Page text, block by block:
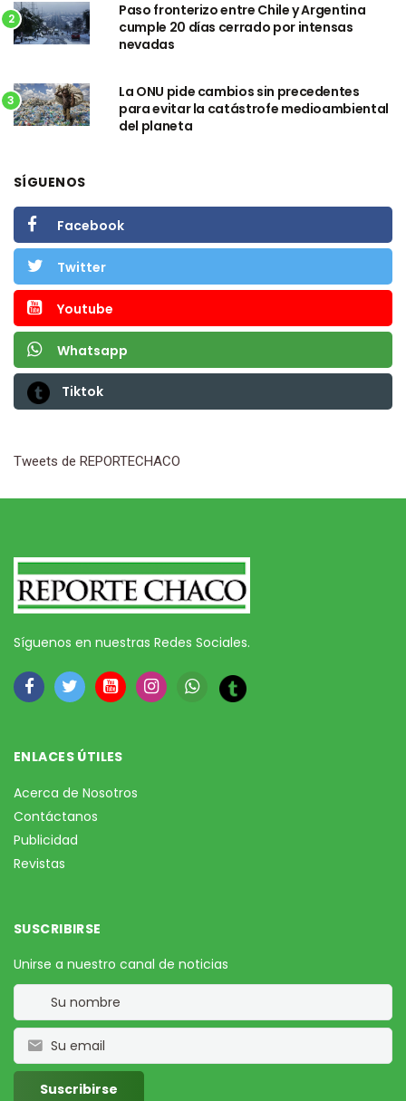
2
Paso fronterizo entre Chile y Argentina
cumple 20 días cerrado por intensas
nevadas
3
La ONU pide cambios sin precedentes
para evitar la catástrofe medioambiental
del planeta
SÍGUENOS
Facebook
Twitter
Youtube
Whatsapp
Tiktok
Tweets de REPORTECHACO
Síguenos en nuestras Redes Sociales.
ENLACES ÚTILES
Acerca de Nosotros
Contáctanos
Publicidad
Revistas
SUSCRIBIRSE
Unirse a nuestro canal de noticias